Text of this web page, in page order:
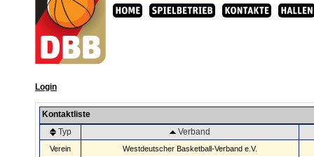
Login
Kontaktliste
Typ
Verband
Verein Westdeutscher Basketball-Verband e.V.